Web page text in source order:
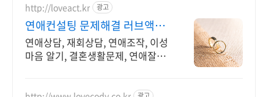
http://loveact.kr 광고
연애컨설팅 문제해결 러브액트
실전경험이 가장 많은 업체
연애상담, 재회상담, 연애조작, 이성
마음 알기, 결혼생활문제, 연애잘하